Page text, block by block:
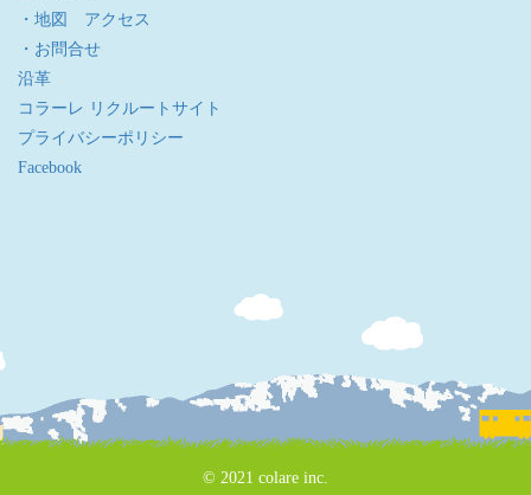
・地図 アクセス
・お問合せ
沿革
コラーレ リクルートサイト
プライバシーポリシー
Facebook
© 2021 colare inc.